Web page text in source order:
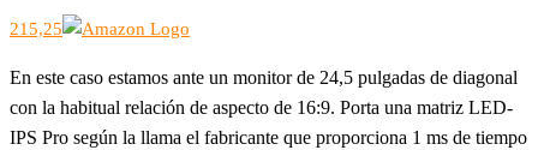
215,25
En este caso estamos ante un monitor de 24,5 pulgadas de diagonal
con la habitual relación de aspecto de 16:9. Porta una matriz LED-
IPS Pro según la llama el fabricante que proporciona 1 ms de tiempo